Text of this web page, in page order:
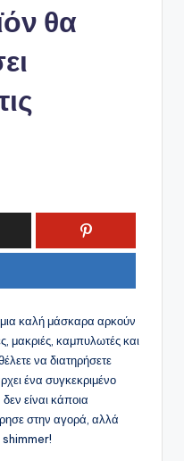
θα
μια καλή μάσκαρα αρκούν
μακριές, καμπυλωτές και
να διατηρήσετε
ένα συγκεκριμένο
είναι κάποια
στην αγορά, αλλά
shimmer!